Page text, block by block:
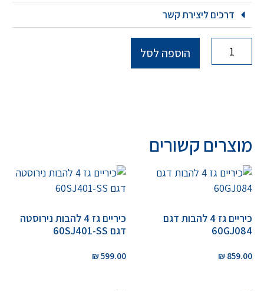
דרכים ליצירת קשר
הוספה לסל
מוצרים קשורים
כיריים גז 4 להבות דגם
60GJ084
859.00
₪
כיריים גז 4 להבות נירוסטה
דגם 60SJ401-SS
599.00
₪